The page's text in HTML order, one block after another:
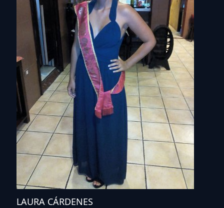
LAURA CÁRDENES